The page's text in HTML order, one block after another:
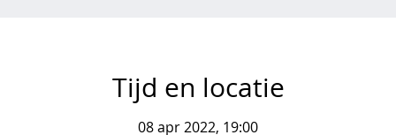
Tijd en locatie
08 apr 2022, 19:00